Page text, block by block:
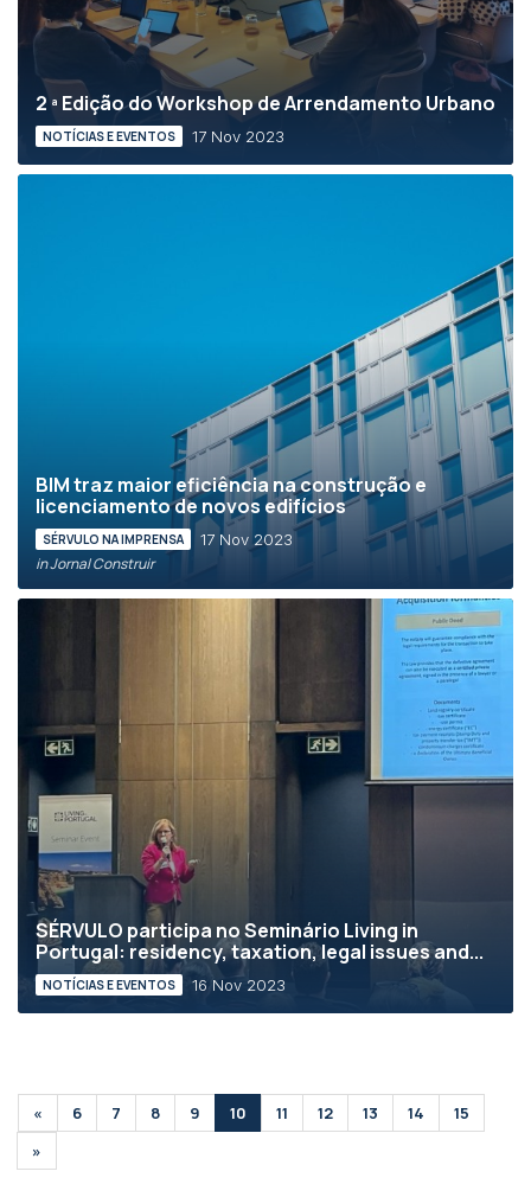
2 ª Edição do Workshop de Arrendamento Urbano
NOTÍCIAS E EVENTOS 17 Nov 2023
BIM traz maior eficiência na construção e
licenciamento de novos edifícios
SÉRVULO NA IMPRENSA 17 Nov 2023
in Jornal Construir
SÉRVULO participa no Seminário Living in
Portugal: residency, taxation, legal issues and...
NOTÍCIAS E EVENTOS 16 Nov 2023
« 6 7 8 9 10 11 12 13 14
15
»